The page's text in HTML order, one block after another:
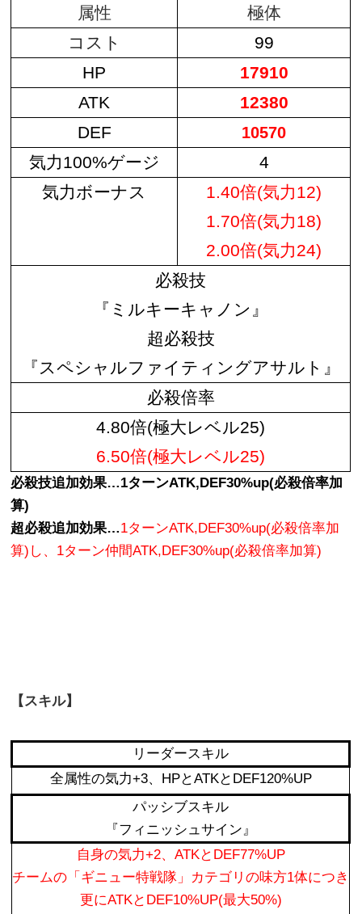
属性
極体
コスト
99
HP
17910
ATK
12380
DEF
10570
気力100%ゲージ
4
気力ボーナス
1.40倍(気力12)
1.70倍(気力18)
2.00倍(気力24)
必殺技
『ミルキーキャノン』
超必殺技
『スペシャルファイティングアサルト』
必殺倍率
4.80倍(極大レベル25)
6.50倍(極大レベル25)
必殺技追加効果…1ターンATK,DEF30%up(必殺倍率加
算)
超必殺追加効果…1ターンATK,DEF30%up(必殺倍率加
算)し、1ターン仲間ATK,DEF30%up(必殺倍率加算)
【スキル】
リーダースキル
全属性の気力+3、HPとATKとDEF120%UP
パッシブスキル
『フィニッシュサイン』
自身の気力+2、ATKとDEF77%UP
チームの「ギニュー特戦隊」カテゴリの味方1体につき
更にATKとDEF10%UP(最大50%)